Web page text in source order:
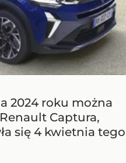
2024 roku można
Captura,
się 4 kwietnia tego